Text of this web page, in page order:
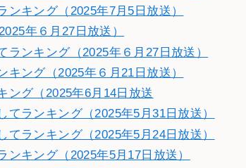
キング（2025年7月5日放送）
年６月27日放送）
ンキング（2025年６月27日放送）
ング（2025年６月21日放送）
ング（2025年6月14日放送
ランキング（2025年5月31日放送）
ランキング（2025年5月24日放送）
キング（2025年5月17日放送）